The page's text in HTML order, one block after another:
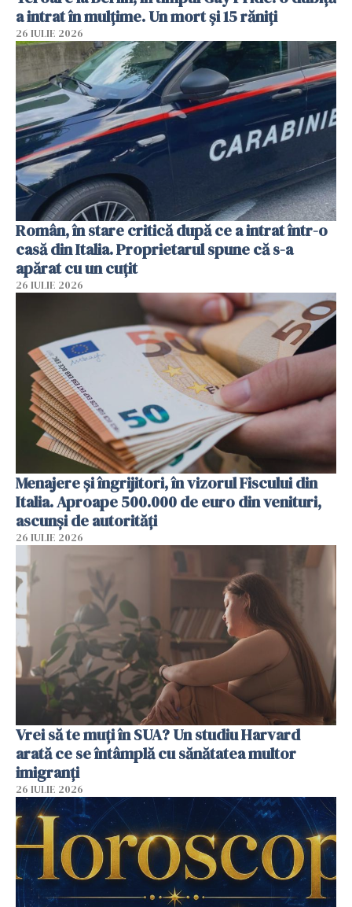
a intrat în mulțime. Un mort și 15 răniți
26 IULIE 2026
Român, în stare critică după ce a intrat într-o
casă din Italia. Proprietarul spune că s-a
apărat cu un cuțit
26 IULIE 2026
Menajere și îngrijitori, în vizorul Fiscului din
Italia. Aproape 500.000 de euro din venituri,
ascunși de autorități
26 IULIE 2026
Vrei să te muți în SUA? Un studiu Harvard
arată ce se întâmplă cu sănătatea multor
imigranți
26 IULIE 2026